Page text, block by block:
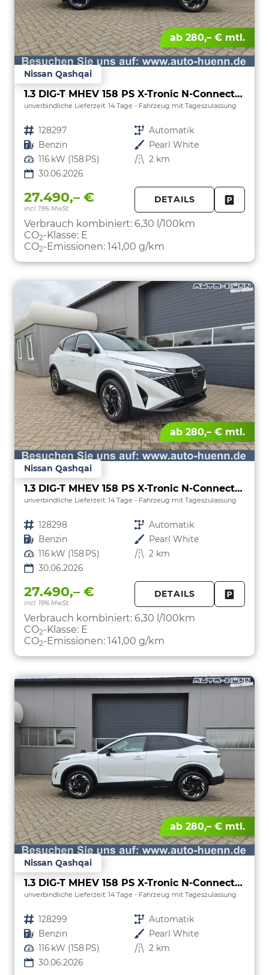
ab 280,– € mtl.
Nissan Qashqai
1.3 DIG-T MHEV 158 PS X-Tronic N-Connecta Teil-Leder PanoGlasdach Klimaautomatik Sitzheizung Lenkradheizung Navi ACC PDC v+h 360°Kamera DAB Bluetooth Touchscreen Apple CarPlay Android Auto 18"LM
unverbindliche Lieferzeit: 14 Tage Fahrzeug mit Tageszulassung
Fahrzeugnr. 128297 Getriebe Automatik
Kraftstoff Benzin Außenfarbe Pearl White
Leistung 116 kW (158 PS) Kilometerstand 2 km
30.06.2026
27.490,– €
incl. 19% MwSt.
DETAILS
Verbrauch kombiniert: 6,30 l/100km
CO2-Klasse: E
CO2-Emissionen: 141,00 g/km
ab 280,– € mtl.
Nissan Qashqai
1.3 DIG-T MHEV 158 PS X-Tronic N-Connecta Teil-Leder PanoGlasdach Klimaautomatik Sitzheizung Lenkradheizung Navi ACC PDC v+h 360°Kamera DAB Bluetooth Touchscreen Apple CarPlay Android Auto 18"LM
unverbindliche Lieferzeit: 14 Tage Fahrzeug mit Tageszulassung
Fahrzeugnr. 128298 Getriebe Automatik
Kraftstoff Benzin Außenfarbe Pearl White
Leistung 116 kW (158 PS) Kilometerstand 2 km
30.06.2026
27.490,– €
incl. 19% MwSt.
DETAILS
Verbrauch kombiniert: 6,30 l/100km
CO2-Klasse: E
CO2-Emissionen: 141,00 g/km
ab 280,– € mtl.
Nissan Qashqai
1.3 DIG-T MHEV 158 PS X-Tronic N-Connecta Teil-Leder PanoGlasdach Klimaautomatik Sitzheizung Lenkradheizung Navi ACC PDC v+h 360°Kamera DAB Bluetooth Touchscreen Apple CarPlay Android Auto 18"LM
unverbindliche Lieferzeit: 14 Tage Fahrzeug mit Tageszulassung
Fahrzeugnr. 128299 Getriebe Automatik
Kraftstoff Benzin Außenfarbe Pearl White
Leistung 116 kW (158 PS) Kilometerstand 2 km
30.06.2026